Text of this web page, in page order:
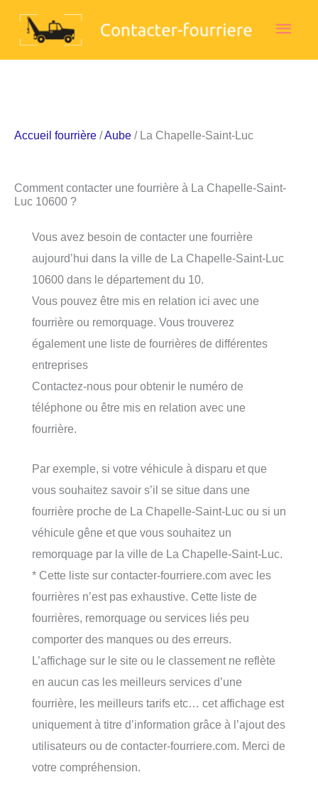
Accueil fourrière /Aube / La Chapelle-Saint-Luc
Comment contacter une fourrière à La Chapelle-Saint-
Luc 10600 ?
Vous avez besoin de contacter une fourrière
aujourd’hui dans la ville de La Chapelle-Saint-Luc
10600 dans le département du 10.
Vous pouvez être mis en relation ici avec une
fourrière ou remorquage. Vous trouverez
également une liste de fourrières de différentes
entreprises
Contactez-nous pour obtenir le numéro de
téléphone ou être mis en relation avec une
fourrière.
Par exemple, si votre véhicule à disparu et que
vous souhaitez savoir s’il se situe dans une
fourrière proche de La Chapelle-Saint-Luc ou si un
véhicule gêne et que vous souhaitez un
remorquage par la ville de La Chapelle-Saint-Luc.
* Cette liste sur contacter-fourriere.com avec les
fourrières n’est pas exhaustive. Cette liste de
fourrières, remorquage ou services liés peu
comporter des manques ou des erreurs.
L’affichage sur le site ou le classement ne reflète
en aucun cas les meilleurs services d’une
fourrière, les meilleurs tarifs etc… cet affichage est
uniquement à titre d’information grâce à l’ajout des
utilisateurs ou de contacter-fourriere.com. Merci de
votre compréhension.